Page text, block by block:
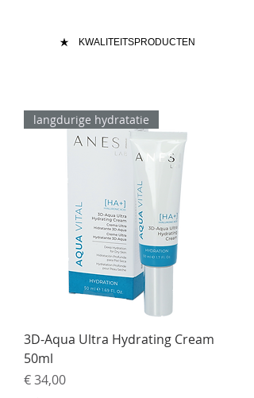
KWALITEITSPRODUCTEN
langdurige hydratatie
3D-Aqua Ultra Hydrating Cream
50ml
Prijs
€ 34,00